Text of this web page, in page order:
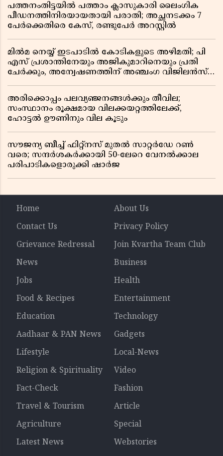
പത്തനംതിട്ടയിൽ പത്താം ക്ലാസുകാരി ലൈംഗിക
പീഡനത്തിനിരയായതായി പരാതി; അച്ഛനടക്കം 7
പേർക്കെതിരെ കേസ്, രണ്ടുപേർ അറസ്റ്റിൽ
മിൽമ നെയ്യ് ഇടപാടിൽ കോടികളുടെ അഴിമതി; പി
എസ് പ്രശാന്തിനേയും അജികുമാറിനെയും പ്രതി
ചേർക്കും, അന്വേഷണത്തിന് അഞ്ചംഗ വിജിലൻസ്
അരിക്കൊപ്പം പലവ്യഞ്ജനങ്ങൾക്കും തീവില;
സംസ്ഥാനം രൂക്ഷമായ വിലക്കയറ്റത്തിലേക്ക്,
ഹോട്ടൽ ഊണിനും വില കൂടും
സൗജന്യ ബീച്ച് ഫിറ്റ്നസ് മുതൽ സാറ്റർഡേ റൺ
വരെ; സന്ദർശകർക്കായി 50-ലേറെ വേനൽക്കാല
പരിപാടികളൊരുക്കി ഷാർജ
Home
About Us
Contact Us
Privacy Policy
Grievance Redressal
Join Kvartha Team Club
News
Business
Jobs
Health
Food & Recipes
Entertainment
Education
Technology
Aadhaar & PAN News
Gadgets
Lifestyle
Local-News
Religion & Spirituality
Video
Fact-Check
Fashion
Travel & Tourism
Article
Agriculture
Special
Latest News
Webstories